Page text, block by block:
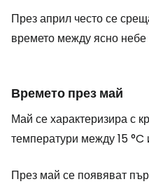
През април често се
времето между ясно
Времето през май
Май се характеризира с
температури между 15 °C
През май се появяват